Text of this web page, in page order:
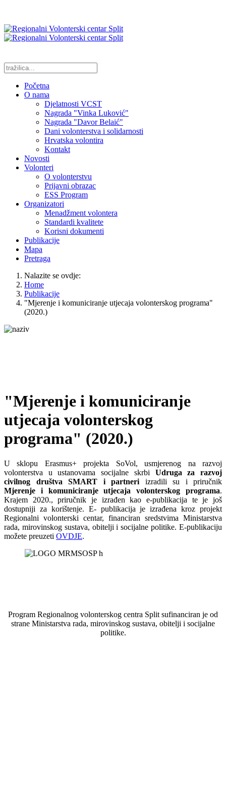
Početna
O nama
Djelatnosti VCST
Nagrada "Vinka Luković"
Nagrada "Davor Belaić"
Dani volonterstva i solidarnosti
Hrvatska volontira
Kontakt
Novosti
Volonteri
O volonterstvu
Prijavni obrazac
ESS Program
Organizatori
Menadžment volontera
Standardi kvalitete
Korisni dokumenti
Publikacije
Mapa
Pretraga
Nalazite se ovdje:
Home
Publikacije
"Mjerenje i komuniciranje utjecaja volonterskog programa"
(2020.)
"Mjerenje i komuniciranje
utjecaja volonterskog
programa" (2020.)
U sklopu Erasmus+ projekta SoVol, usmjerenog na razvoj
volonterstva u ustanovama socijalne skrbi Udruga za razvoj
civilnog društva SMART i partneri izradili su i priručnik
Mjerenje i komuniciranje utjecaja volonterskog programa.
Krajem 2020., priručnik je izrađen kao e-publikacija te je još
dostupniji za korištenje. E- publikacija je izrađena kroz projekt
Regionalni volonterski centar, financiran sredstvima Ministarstva
rada, mirovinskog sustava, obitelji i socijalne politike. E-publikaciju
možete preuzeti OVDJE.
Program Regionalnog volonterskog centra Split sufinanciran je od
strane Ministarstva rada, mirovinskog sustava, obitelji i socijalne
politike.